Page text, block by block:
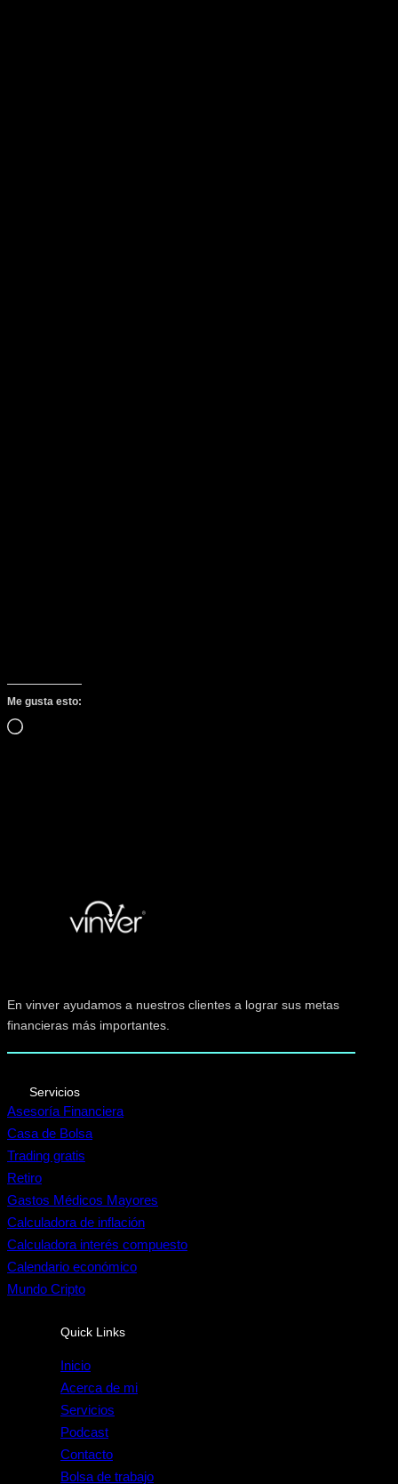
Me gusta esto:
Cargando…
En vinver ayudamos a nuestros clientes a lograr sus metas
financieras más importantes.
Servicios
Asesoría Financiera
Casa de Bolsa
Trading gratis
Retiro
Gastos Médicos Mayores
Calculadora de inflación
Calculadora interés compuesto
Calendario económico
Mundo Cripto
Quick Links
Inicio
Acerca de mi
Servicios
Podcast
Contacto
Bolsa de trabajo